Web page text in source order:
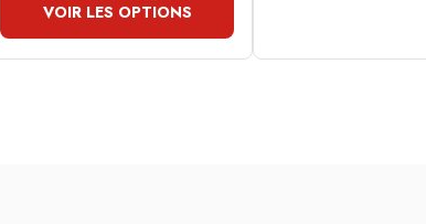
VOIR LES OPTIONS